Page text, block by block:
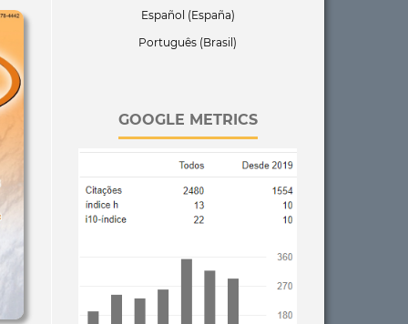
Español (España)
Português (Brasil)
GOOGLE METRICS